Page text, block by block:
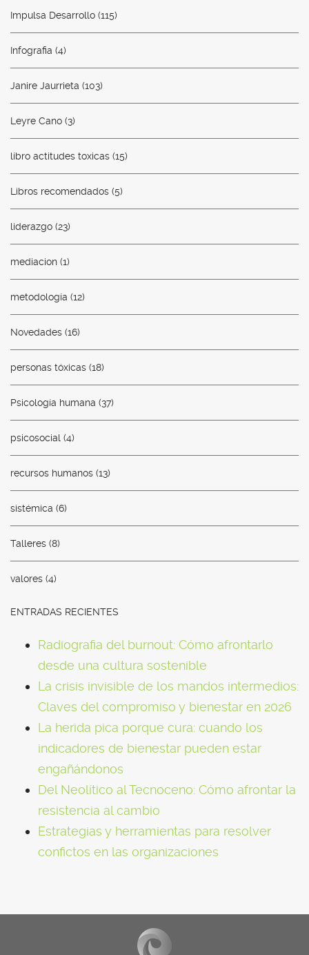
Impulsa Desarrollo (115)
Infografia (4)
Janire Jaurrieta (103)
Leyre Cano (3)
libro actitudes toxicas (15)
Libros recomendados (5)
liderazgo (23)
mediacion (1)
metodología (12)
Novedades (16)
personas tóxicas (18)
Psicología humana (37)
psicosocial (4)
recursos humanos (13)
sistémica (6)
Talleres (8)
valores (4)
ENTRADAS RECIENTES
Radiografia del burnout: Cómo afrontarlo
desde una cultura sostenible
La crisis invisible de los mandos intermedios:
Claves del compromiso y bienestar en 2026
La herida pica porque cura: cuando los
indicadores de bienestar pueden estar
engañándonos
Del Neolítico al Tecnoceno: Cómo afrontar la
resistencia al cambio
Estrategias y herramientas para resolver
confictos en las organizaciones